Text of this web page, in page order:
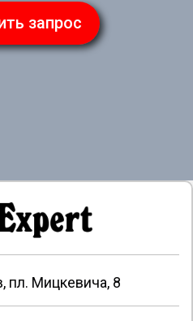
запрос
пл. Мицкевича, 8